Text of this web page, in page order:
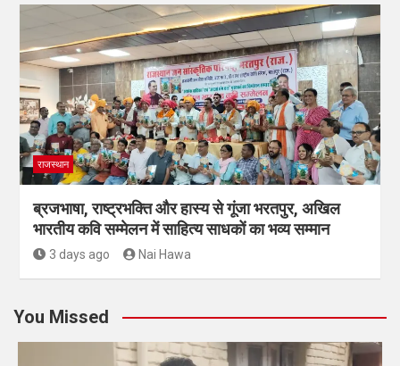
राजस्थान
ब्रजभाषा, राष्ट्रभक्ति और हास्य से गूंजा भरतपुर, अखिल
भारतीय कवि सम्मेलन में साहित्य साधकों का भव्य सम्मान
3 days ago Nai Hawa
You Missed